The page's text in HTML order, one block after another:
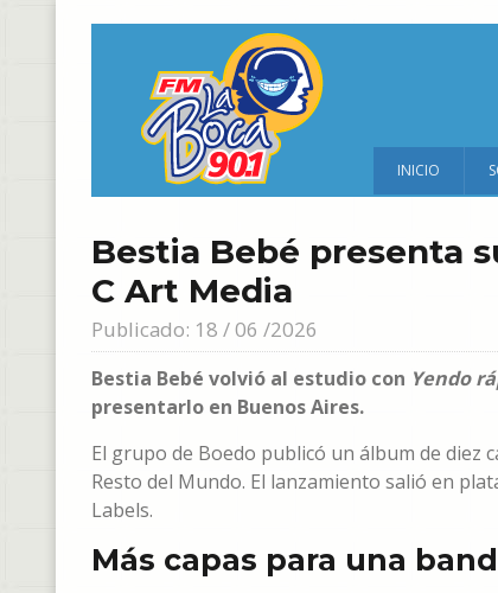
INICIO
Bestia Bebé presenta
C Art Media
Publicado: 18 / 06 /2026
Bestia Bebé volvió al estudio con Yendo
presentarlo en Buenos Aires.
El grupo de Boedo publicó un álbum de diez
Resto del Mundo. El lanzamiento salió en
Labels.
Más capas para una